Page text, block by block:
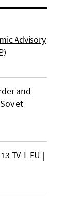
Advisory
TV-L FU |